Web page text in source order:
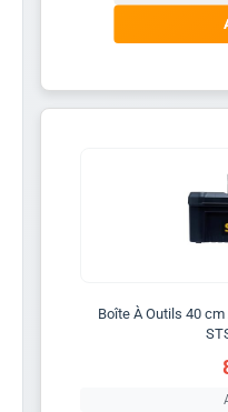
Boîte À Outils 40